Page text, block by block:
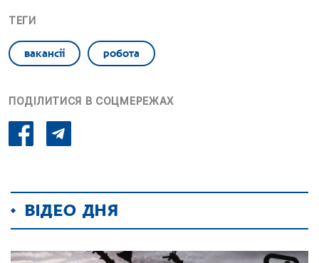
ТЕГИ
вакансіі робота
ПОДІЛИТИСЯ В СОЦМЕРЕЖАХ
ВІДЕО ДНЯ